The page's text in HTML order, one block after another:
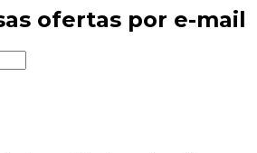
ofertas por e-mail